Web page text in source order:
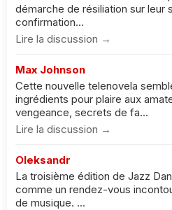
démarche de résiliation sur leur
confirmation...
Lire la discussion →
Max Johnson
Cette nouvelle telenovela
ingrédients pour plaire aux
vengeance, secrets de fa...
Lire la discussion →
Oleksandr
La troisième édition de Jazz
comme un rendez-vous
de musique. ...